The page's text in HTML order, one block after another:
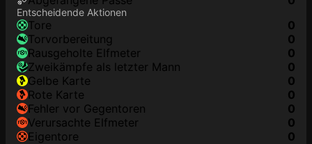
Entscheidende Aktionen
Tore
0
Torvorbereitung
0
rausgeholte Elfmeter
0
Zweikämpfe als letzter Mann
0
gelbe Karte
0
rote Karte
0
Fehler vor Gegentoren
0
Verursachte Elfmeter
0
Eigentore
0